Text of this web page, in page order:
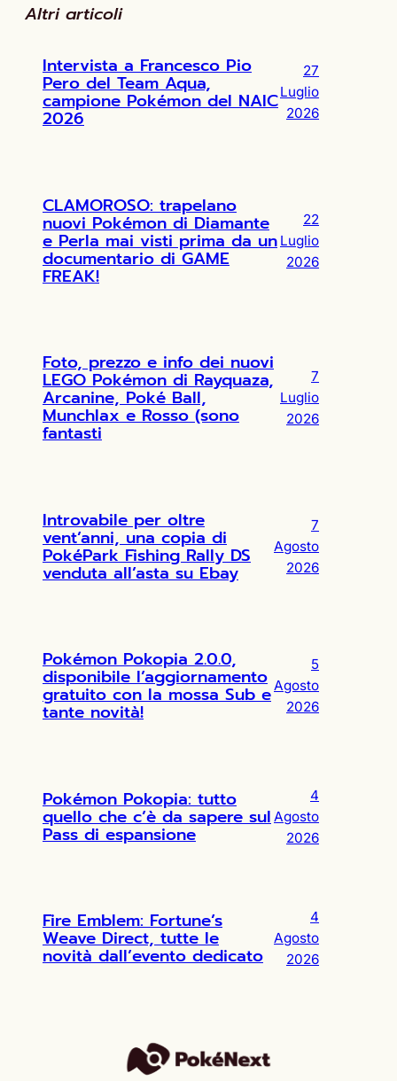
Altri articoli
Intervista a Francesco Pio
Pero del Team Aqua,
campione Pokémon del NAIC
2026
27
Luglio
2026
CLAMOROSO: trapelano
nuovi Pokémon di Diamante
e Perla mai visti prima da un
documentario di GAME
FREAK!
22
Luglio
2026
Foto, prezzo e info dei nuovi
LEGO Pokémon di Rayquaza,
Arcanine, Poké Ball,
Munchlax e Rosso (sono
fantasti
7
Luglio
2026
Introvabile per oltre
vent’anni, una copia di
PokéPark Fishing Rally DS
venduta all’asta su Ebay
7
Agosto
2026
Pokémon Pokopia 2.0.0,
disponibile l’aggiornamento
gratuito con la mossa Sub e
tante novità!
5
Agosto
2026
Pokémon Pokopia: tutto
quello che c’è da sapere sul
Pass di espansione
4
Agosto
2026
Fire Emblem: Fortune’s
Weave Direct, tutte le
novità dall’evento dedicato
4
Agosto
2026